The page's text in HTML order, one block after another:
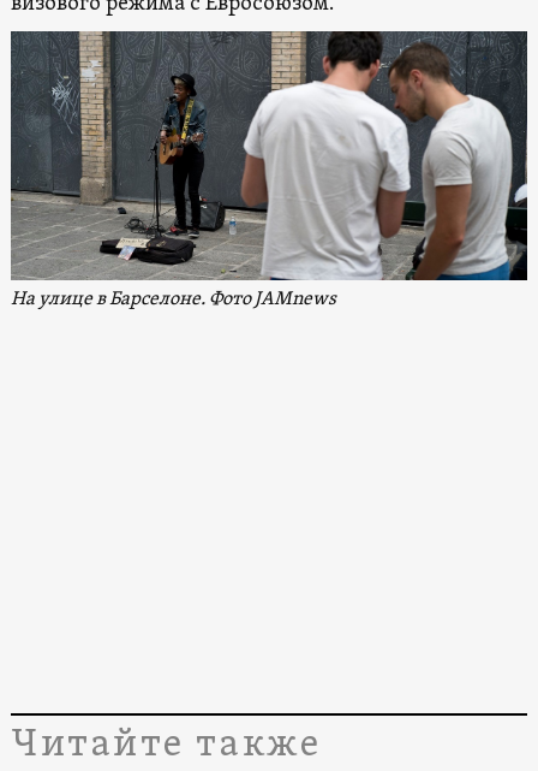
На улице в Барселоне. Фото JAMnews
Читайте также